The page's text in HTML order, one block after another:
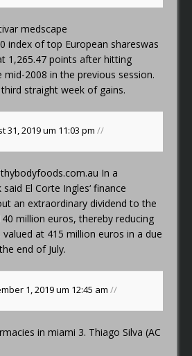
medscape
index of top European shareswas
1,265.47 points after hitting
mid-2008 in the previous session.
straight week of gains.
31, 2019 um 11:03 pm//
In a
El Corte Ingles‘ finance
an extraordinary dividend to the
million euros, thereby reducing
at 415 million euros in a due
end of July.
1, 2019 um 12:45 am//
in miami 3. Thiago Silva (AC
£37m